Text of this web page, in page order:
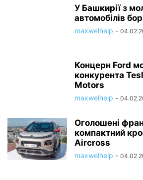
У Башкирії з
автомобілів
maxwelhelp -
Концерн Ford
конкурента
Motors
maxwelhelp -
Оголошені
компактний
Aircross
maxwelhelp -